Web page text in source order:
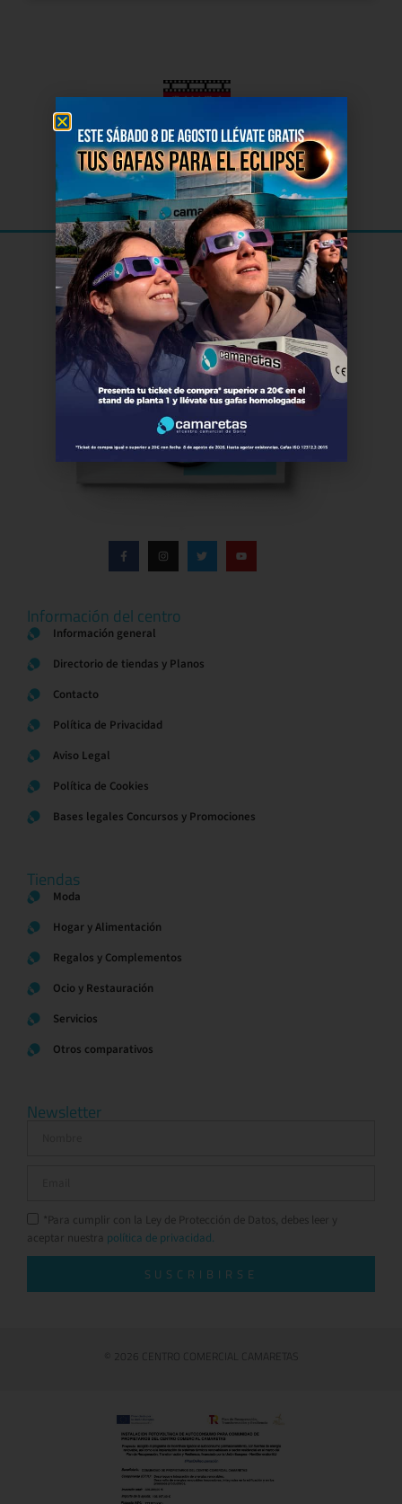
El Cinede Soria
Información del centro
Información general
Directorio de tiendas y Planos
Contacto
Política de Privacidad
Aviso Legal
Política de Cookies
Bases legales Concursos y Promociones
Tiendas
Moda
Hogar y Alimentación
Regalos y Complementos
Ocio y Restauración
Servicios
Otros comparativos
Newsletter
*Para cumplir con la Ley de Protección de Datos, debes leer y
aceptar nuestra política de privacidad.
SUSCRIBIRSE
© 2026 CENTRO COMERCIAL CAMARETAS